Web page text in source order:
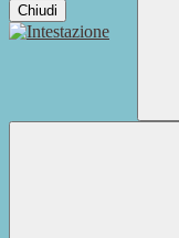
Chiudi